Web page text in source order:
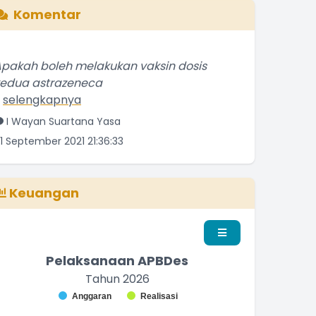
Komentar
astrazeneca
selengkapnya
I Wayan Suartana Yasa
September 2021 21:36:33
selengkapnya
Penduduk Biasa
Keuangan
Pelaksanaan APBDes
Tahun 2026
Anggaran Realisasi